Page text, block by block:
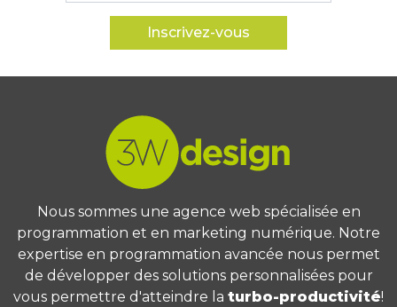
Nous sommes une agence web spécialisée en
programmation et en marketing numérique. Notre
expertise en programmation avancée nous permet
de développer des solutions personnalisées pour
vous permettre d'atteindre la turbo-productivité!